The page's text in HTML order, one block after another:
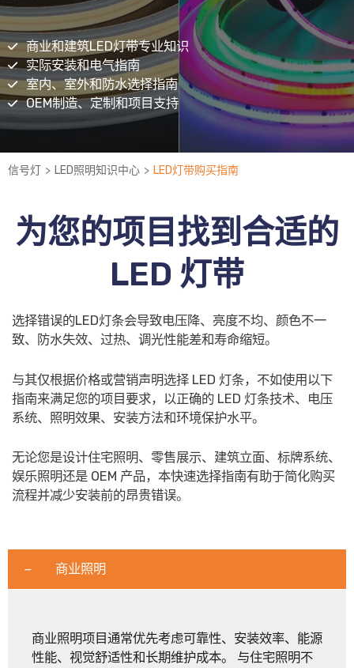
商业和建筑LED灯带专业知识
实际安装和电气指南
室内、室外和防水选择指南
OEM制造、定制和项目支持
信号灯 > LED照明知识中心 > LED灯带购买指南
为您的项目找到合适的
LED 灯带
选择错误的LED灯条会导致电压降、亮度不均、颜色不一
致、防水失效、过热、调光性能差和寿命缩短。
与其仅根据价格或营销声明选择 LED 灯条，不如使用以下
指南来满足您的项目要求，以正确的 LED 灯条技术、电压
系统、照明效果、安装方法和环境保护水平。
无论您是设计住宅照明、零售展示、建筑立面、标牌系统、
娱乐照明还是 OEM 产品，本快速选择指南有助于简化购买
流程并减少安装前的昂贵错误。
商业照明
商业照明项目通常优先考虑可靠性、安装效率、能源
性能、视觉舒适性和长期维护成本。 与住宅照明不